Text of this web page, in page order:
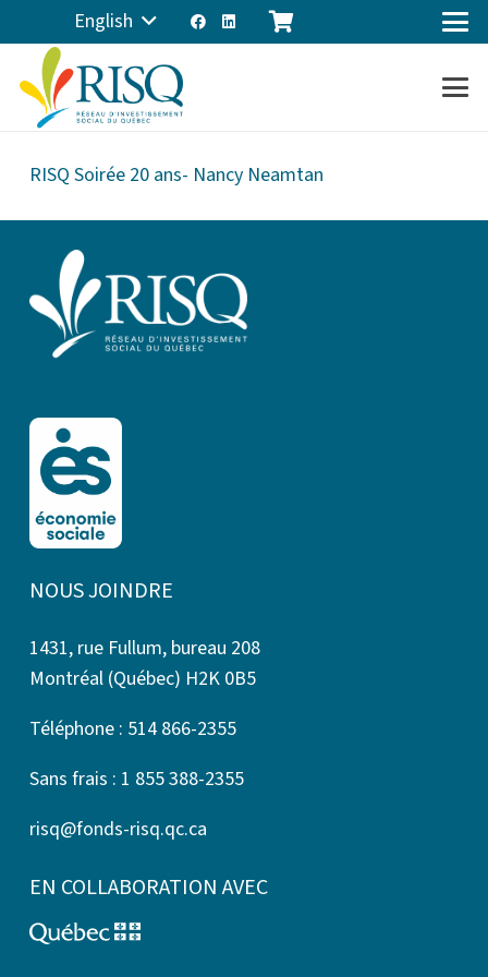
English
RISQ Soirée 20 ans- Nancy Neamtan
NOUS JOINDRE
1431, rue Fullum, bureau 208
Montréal (Québec) H2K 0B5
Téléphone : 514 866-2355
Sans frais : 1 855 388-2355
risq@fonds-risq.qc.ca
EN COLLABORATION AVEC